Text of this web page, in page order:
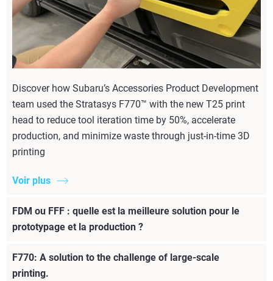
Discover how Subaru’s Accessories Product Development
team used the Stratasys F770™ with the new T25 print
head to reduce tool iteration time by 50%, accelerate
production, and minimize waste through just-in-time 3D
printing
Voir plus
FDM ou FFF : quelle est la meilleure solution pour le
prototypage et la production ?
F770: A solution to the challenge of large-scale
printing.